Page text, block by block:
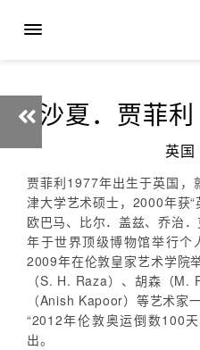
沙夏．贾菲
英
贾菲利1977年出生于英国
津大学艺术硕士，2000年获“
欧巴马、比尔．盖兹、乔治
年于世界顶级博物馆举行个
2009年在伦敦皇家艺术学院
（S. H. Raza）、胡森（M.
（Anish Kapoor）等艺术家
“2012年伦敦奥运倒数100
出。